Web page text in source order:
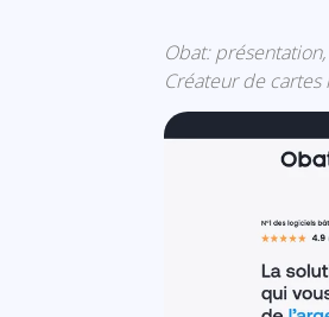
Obat:
Créateur de